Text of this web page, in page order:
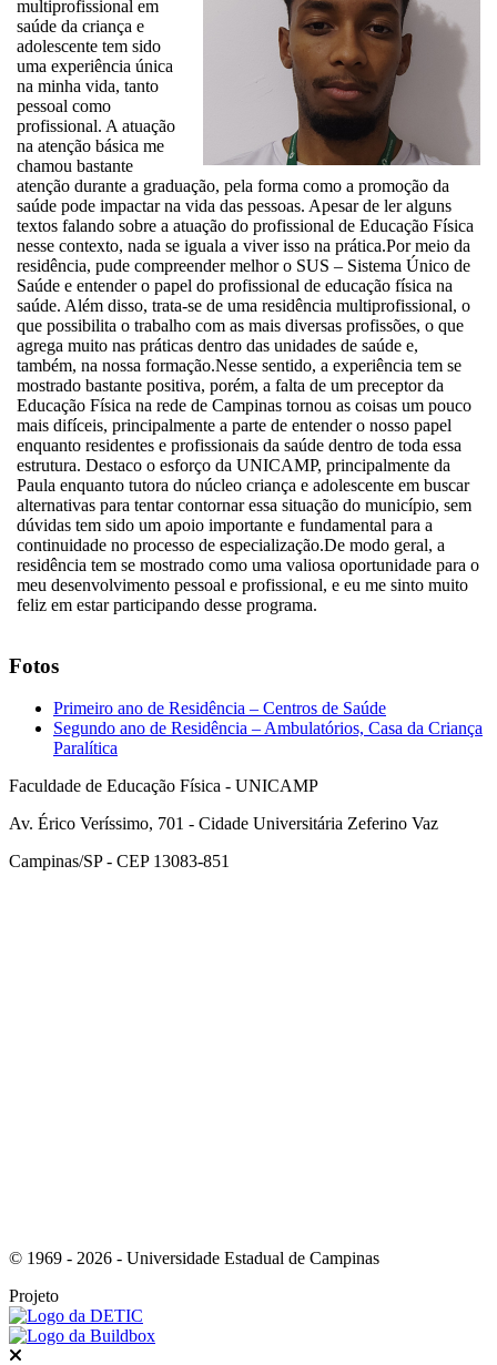
multiprofissional em
saúde da criança e
adolescente tem sido
uma experiência única
na minha vida, tanto
pessoal como
profissional. A atuação
na atenção básica me
chamou bastante
atenção durante a graduação, pela forma como a promoção da
saúde pode impactar na vida das pessoas. Apesar de ler alguns
textos falando sobre a atuação do profissional de Educação Física
nesse contexto, nada se iguala a viver isso na prática.Por meio da
residência, pude compreender melhor o SUS – Sistema Único de
Saúde e entender o papel do profissional de educação física na
saúde. Além disso, trata-se de uma residência multiprofissional, o
que possibilita o trabalho com as mais diversas profissões, o que
agrega muito nas práticas dentro das unidades de saúde e,
também, na nossa formação.Nesse sentido, a experiência tem se
mostrado bastante positiva, porém, a falta de um preceptor da
Educação Física na rede de Campinas tornou as coisas um pouco
mais difíceis, principalmente a parte de entender o nosso papel
enquanto residentes e profissionais da saúde dentro de toda essa
estrutura. Destaco o esforço da UNICAMP, principalmente da
Paula enquanto tutora do núcleo criança e adolescente em buscar
alternativas para tentar contornar essa situação do município, sem
dúvidas tem sido um apoio importante e fundamental para a
continuidade no processo de especialização.De modo geral, a
residência tem se mostrado como uma valiosa oportunidade para o
meu desenvolvimento pessoal e profissional, e eu me sinto muito
feliz em estar participando desse programa.
Fotos
Primeiro ano de Residência – Centros de Saúde
Segundo ano de Residência – Ambulatórios, Casa da Criança
Paralítica
Faculdade de Educação Física - UNICAMP
Av. Érico Veríssimo, 701 - Cidade Universitária Zeferino Vaz
Campinas/SP - CEP 13083-851
© 1969 - 2026 - Universidade Estadual de Campinas
Projeto